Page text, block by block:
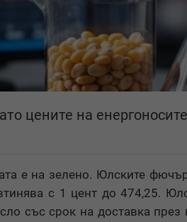
цените на
е на зелено. Юлските
с 1 цент до 474,25.
със срок на доставка